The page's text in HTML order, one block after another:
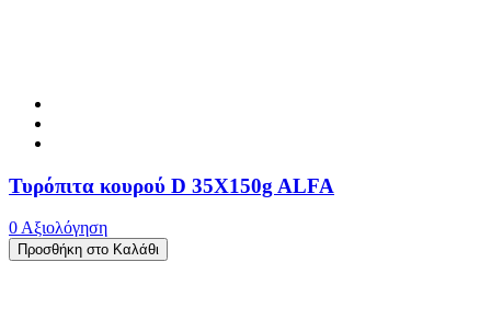
Τυρόπιτα κουρού D 35X150g ALFA
0 Αξιολόγηση
Προσθήκη στο Καλάθι